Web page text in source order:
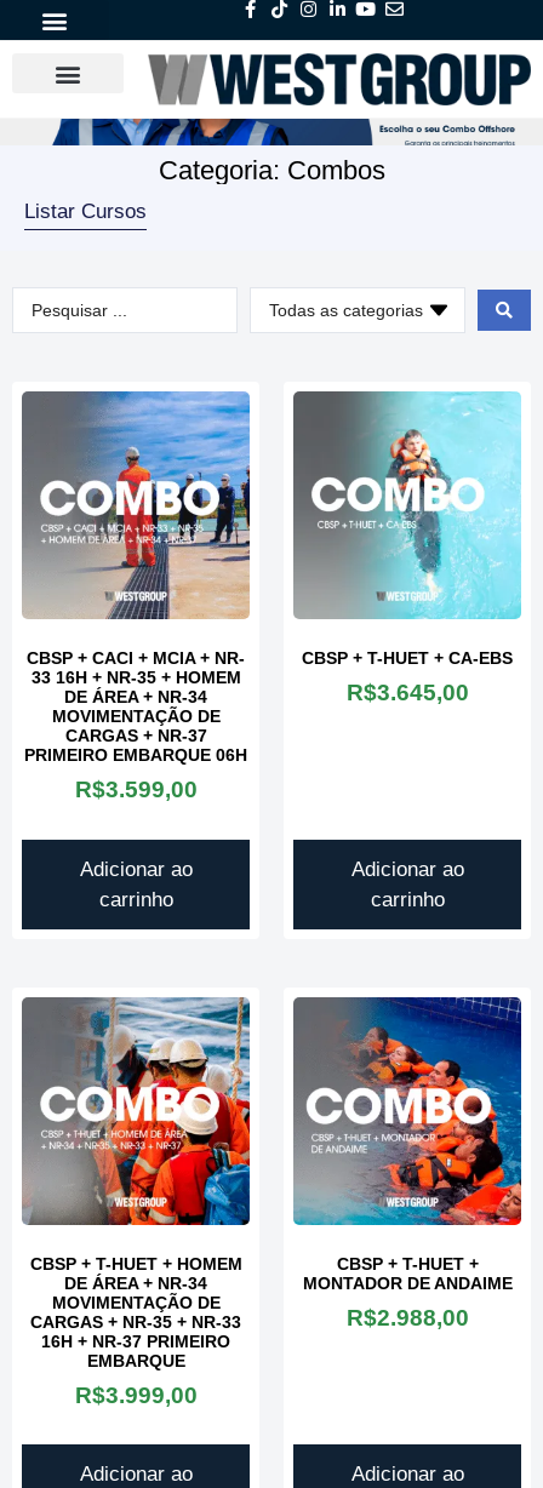
Categoria: Combos
Listar Cursos
CBSP + CACI + MCIA + NR-
33 16H + NR-35 + HOMEM
DE ÁREA + NR-34
MOVIMENTAÇÃO DE
CARGAS + NR-37
PRIMEIRO EMBARQUE 06H
R$3.599,00
Adicionar ao
carrinho
CBSP + T-HUET + CA-EBS
R$3.645,00
Adicionar ao
carrinho
CBSP + T-HUET + HOMEM
DE ÁREA + NR-34
MOVIMENTAÇÃO DE
CARGAS + NR-35 + NR-33
16H + NR-37 PRIMEIRO
EMBARQUE
R$3.999,00
Adicionar ao
CBSP + T-HUET +
MONTADOR DE ANDAIME
R$2.988,00
Adicionar ao